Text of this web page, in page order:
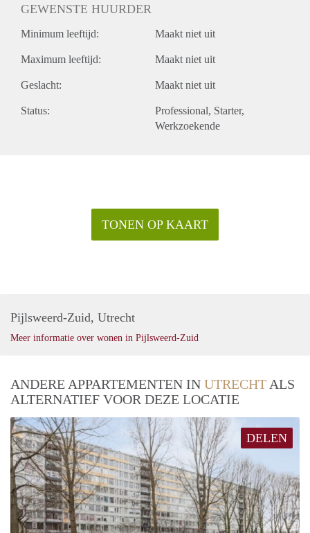
GEWENSTE HUURDER
Minimum leeftijd: Maakt niet uit
Maximum leeftijd: Maakt niet uit
Geslacht: Maakt niet uit
Status: Professional Starter
Werkzoekende
TONEN OP KAART
Pijlsweerd-Zuid, Utrecht
Meer informatie over wonen in Pijlsweerd-Zuid
ANDERE APPARTEMENTEN IN UTRECHT ALS
ALTERNATIEF VOOR DEZE LOCATIE
DELEN